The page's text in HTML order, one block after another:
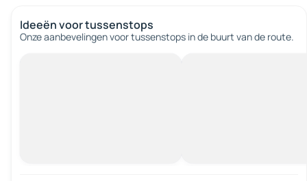
Ideeën voor tussenstops
Onze aanbevelingen voor tussenstops in de buurt van de route.